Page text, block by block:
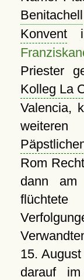
Benitachell
Konventin
Priester
Kolleg La
Valencia,
Rom
dann am
15.
darauf